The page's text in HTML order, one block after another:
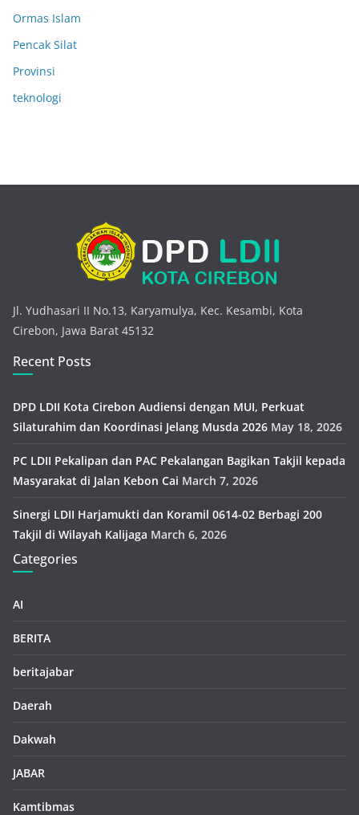
Ormas Islam
Pencak Silat
Provinsi
teknologi
Jl. Yudhasari II No.13, Karyamulya, Kec. Kesambi, Kota
Cirebon, Jawa Barat 45132
Recent Posts
DPD LDII Kota Cirebon Audiensi dengan MUI, Perkuat
Silaturahim dan Koordinasi Jelang Musda 2026 May 18, 2026
PC LDII Pekalipan dan PAC Pekalangan Bagikan Takjil kepada
Masyarakat di Jalan Kebon Cai March 7, 2026
Sinergi LDII Harjamukti dan Koramil 0614-02 Berbagi 200
Takjil di Wilayah Kalijaga March 6, 2026
Categories
AI
BERITA
beritajabar
Daerah
Dakwah
JABAR
Kamtibmas